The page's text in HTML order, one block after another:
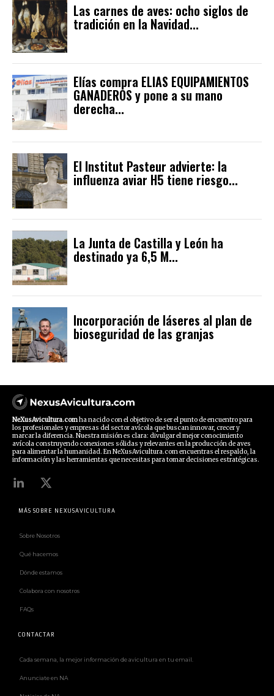
Las carnes de aves: ocho siglos de
tradición en la Navidad...
Elías compra ELIAS EQUIPAMIENTOS
GANADEROS y pone a su mano
derecha...
El Institut Pasteur advierte: la
influenza aviar H5 tiene riesgo...
La Junta de Castilla y León ha
destinado ya 6,5 M...
Incorporación de láseres al plan de
bioseguridad de las granjas
NeXusAvicultura.comha nacido con el objetivo de ser el punto de encuentro para
los profesionales y empresas del sector avícola que buscan innovar, crecer y
marcar la diferencia. Nuestra misión es clara: divulgar el mejor conocimiento
avícola construyendo conexiones sólidas y relevantes en la producción de aves
para alimentar la humanidad. En NeXusAvicultura.com encuentras el respaldo, la
información y las herramientas que necesitas para tomar decisiones estratégicas.
MÁS SOBRE NEXUSAVICULTURA
Sobre Nosotros
Qué hacemos
Dónde estamos
Colabora con nosotros
FAQs
CONTACTAR
Cada semana, la mejor información de avicultura en tu email.
Anunciate en NA